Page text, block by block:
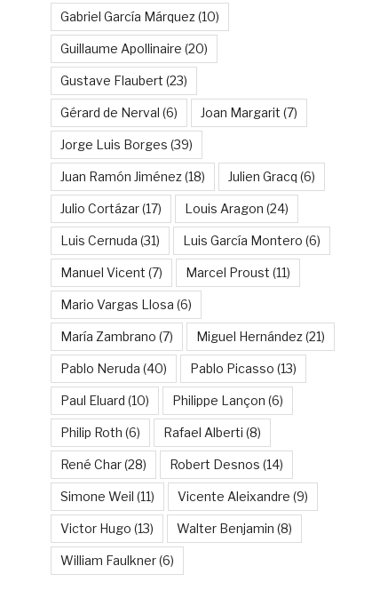
Gabriel García Márquez(10)
Guillaume Apollinaire (20)
Gustave Flaubert (23)
Gérard de Nerval (6) Joan Margarit (7)
Jorge Luis Borges (39)
Juan Ramón Jiménez(18) Julien Gracq (6)
Julio Cortázar(17) Louis Aragon (24)
Luis Cernuda (31) Luis García Montero (6)
Manuel Vicent (7) Marcel Proust (11)
Mario Vargas Llosa (6)
María Zambrano (7) Miguel Hernández(21)
Pablo Neruda (40) Pablo Picasso (13)
Paul Eluard (10) Philippe Lançon (6)
Philip Roth (6) Rafael Alberti (8)
René Char(28) Robert Desnos (14)
Simone Weil (11) Vicente Aleixandre (9)
Victor Hugo (13) Walter Benjamin (8)
William Faulkner(6)